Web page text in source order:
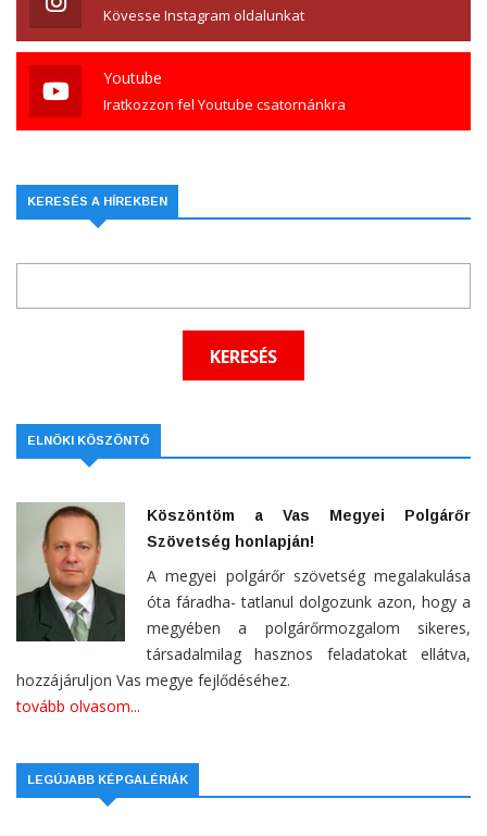
Kövesse Instagram oldalunkat
Youtube
Iratkozzon fel Youtube csatornánkra
KERESÉS A HÍREKBEN
ELNÖKI KÖSZÖNTŐ
Köszöntöm a Vas Megyei Polgárőr
Szövetség honlapján!
A megyei polgárőr szövetség megalakulása
óta fáradha- tatlanul dolgozunk azon, hogy a
megyében a polgárőrmozgalom sikeres,
társadalmilag hasznos feladatokat ellátva,
hozzájáruljon Vas megye fejlődéséhez.
tovább olvasom...
LEGÚJABB KÉPGALÉRIÁK